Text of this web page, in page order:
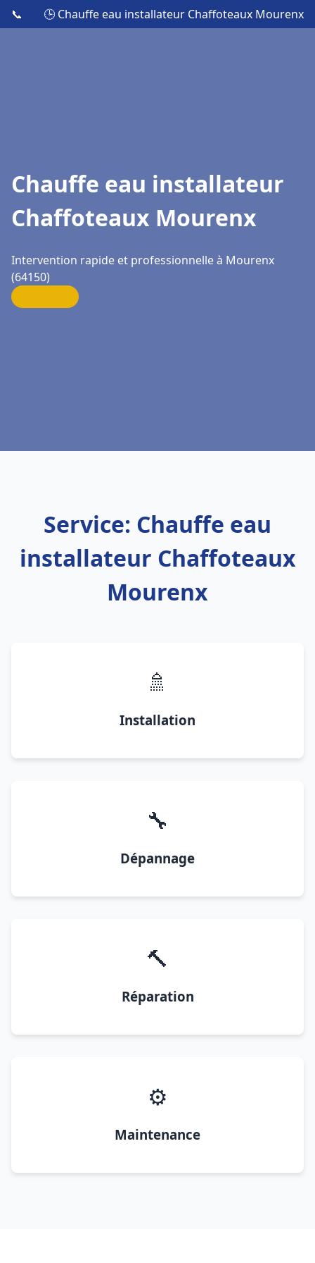
📞 🕒 Chauffe eau installateur Chaffoteaux Mourenx
Chauffe eau installateur
Chaffoteaux Mourenx
Intervention rapide et professionnelle à Mourenx
(64150)
Service: Chauffe eau
installateur Chaffoteaux
Mourenx
🚿
Installation
🔧
Dépannage
🔨
Réparation
⚙️
Maintenance